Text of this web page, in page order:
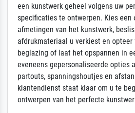
een kunstwerk geheel volgens uw
specificaties te ontwerpen. Kies een
afmetingen van het kunstwerk,
afdrukmateriaal u verkiest en opteer
beglazing of laat het opspannen in
eveneens gepersonaliseerde opties
partouts, spanningshoutjes en
klantendienst staat klaar om u te
ontwerpen van het perfecte